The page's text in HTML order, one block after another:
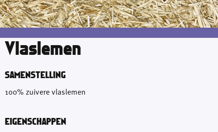
Vlaslemen
SAMENSTELLING
100% zuivere vlaslemen
EIGENSCHAPPEN